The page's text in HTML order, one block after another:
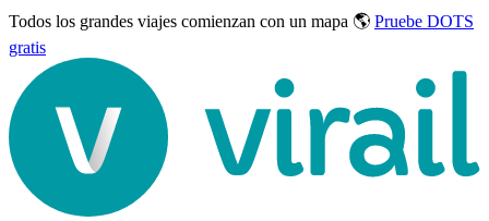
Todos los grandes viajes comienzan con un mapa 🌎 Pruebe DOTS
gratis